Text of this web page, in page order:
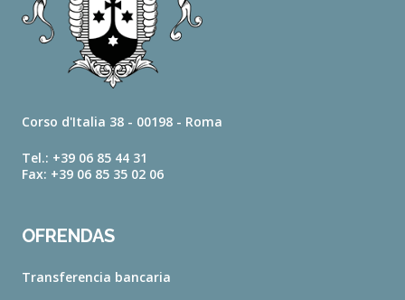
Corso d'Italia 38 - 00198 - Roma
Tel.: +39 06 85 44 31
Fax: +39 06 85 35 02 06
OFRENDAS
Transferencia bancaria